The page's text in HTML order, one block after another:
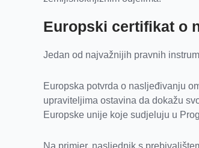
Europski certifikat o
Jedan od najvažnijih pravnih
Europska potvrda o nasljeđivanju
upraviteljima ostavina da dokažu
Europske unije koje sudjeluju u